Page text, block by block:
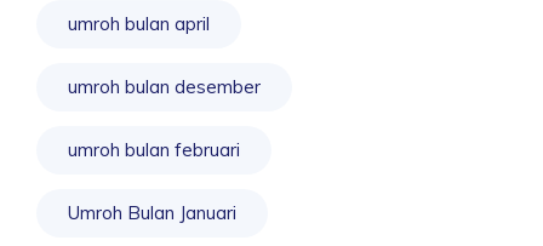
umroh bulan april
umroh bulan desember
umroh bulan februari
Umroh Bulan Januari